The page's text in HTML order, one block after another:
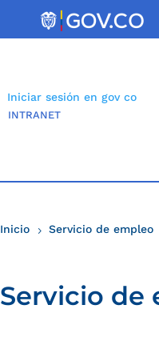
Iniciar sesión en gov co
INTRANET
Inicio 5 Servicio de empleo
Servicio de